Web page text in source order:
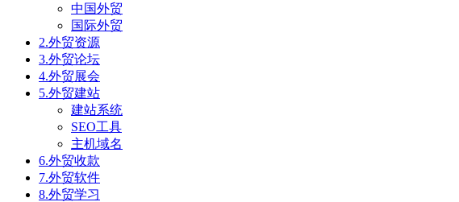
中国外贸
国际外贸
2.外贸资源
3.外贸论坛
4.外贸展会
5.外贸建站
建站系统
SEO工具
主机域名
6.外贸收款
7.外贸软件
8.外贸学习